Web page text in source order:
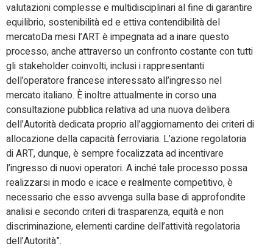
valutazioni complesse e multidisciplinari al fine di garantire
equilibrio, sostenibilità ed e ettiva contendibilità del
mercatoDa mesi l’ART è impegnata ad a inare questo
processo, anche attraverso un confronto costante con tutti
gli stakeholder coinvolti, inclusi i rappresentanti
dell’operatore francese interessato all’ingresso nel
mercato italiano. È inoltre attualmente in corso una
consultazione pubblica relativa ad una nuova delibera
dell’Autorità dedicata proprio all’aggiornamento dei criteri di
allocazione della capacità ferroviaria. L’azione regolatoria
di ART, dunque, è sempre focalizzata ad incentivare
l’ingresso di nuovi operatori. A inché tale processo possa
realizzarsi in modo e icace e realmente competitivo, è
necessario che esso avvenga sulla base di approfondite
analisi e secondo criteri di trasparenza, equità e non
discriminazione, elementi cardine dell’attività regolatoria
dell’Autorità”.